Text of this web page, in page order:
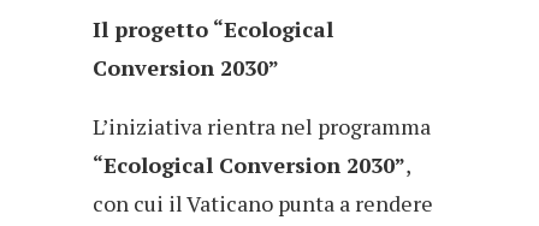
Il progetto “Ecological
Conversion 2030”
L’iniziativa rientra nel programma
“Ecological Conversion 2030”,
con cui il Vaticano punta a rendere